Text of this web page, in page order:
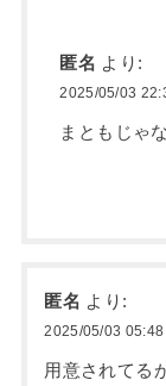
匿名 より:
2025/05/03
まともじゃ
匿名 より:
2025/05/03 05:48
用意されてる